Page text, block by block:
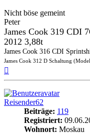
Nicht böse gemeint
Peter
James Cook 319 CDI
2012 3,88t
James Cook 316 CDI
James Cook 312 D Schaltung
Reisender62
Beiträge: 119
Registriert:
Wohnort: Moskau